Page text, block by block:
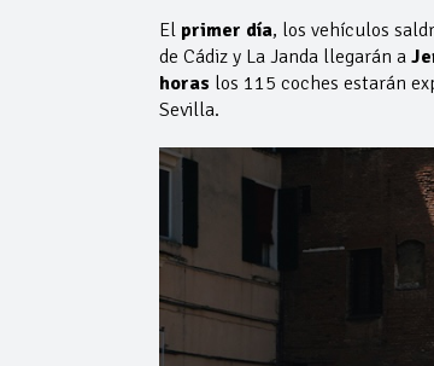
El primer día, los vehículos
de Cádiz y La Janda llegarán a
horas los 115 coches estarán
Sevilla.